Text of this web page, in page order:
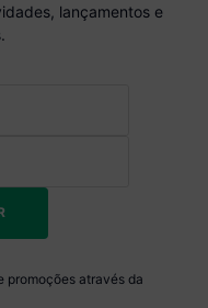
lançamentos e
promoções através da